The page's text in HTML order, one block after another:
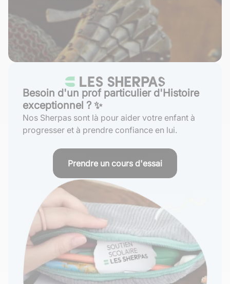
Besoin d'un prof particulier d'Histoire
exceptionnel ? ✨
Nos Sherpas sont là pour aider votre enfant à
progresser et à prendre confiance en lui.
Prendre un cours d'essai